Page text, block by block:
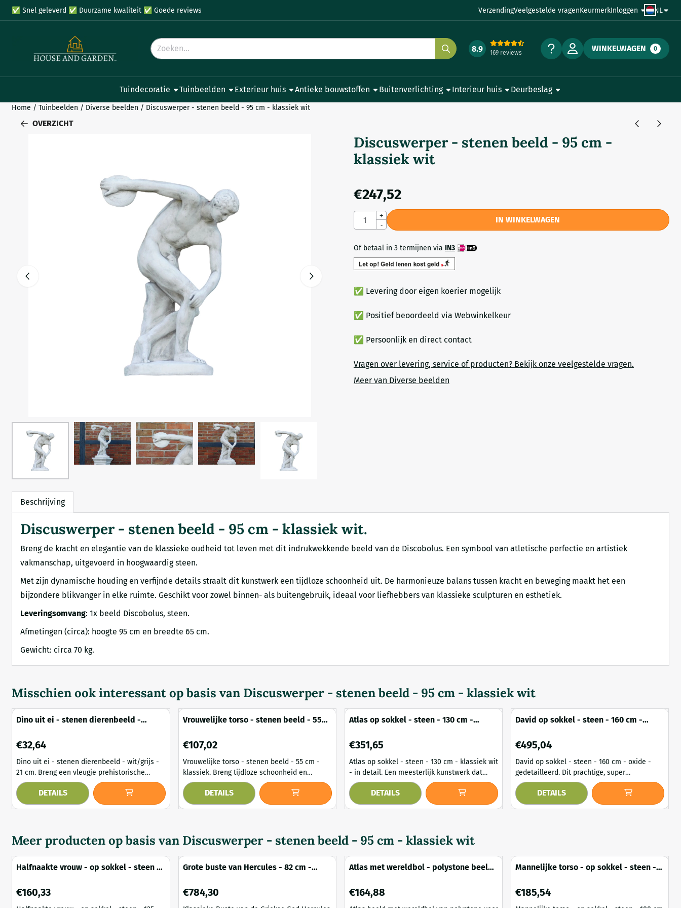
Cookievoorkeuren zijn beschikbaar. Kies instellingen of sta alle cookies toe.
✅Snel geleverd ✅ Duurzame kwaliteit ✅Goede reviews VerzendingVeelgestelde vragenKeurmerkInloggen NL
Zoeken
8.9 169 reviews WINKELWAGEN 0
Tuindecoratie Tuinbeelden Exterieur huis Antieke bouwstoffen Buitenverlichting Interieur huis Deurbeslag
Home / Tuinbeelden / Diverse beelden / Discuswerper - stenen beeld - 95 cm - klassiek wit
OVERZICHT
Discuswerper - stenen beeld - 95 cm -
klassiek wit
€247,52
Aantal
+
-
IN WINKELWAGEN
Of betaal in 3 termijnen via IN3
✅ Levering door eigen koerier mogelijk
✅ Positief beoordeeld via Webwinkelkeur
✅ Persoonlijk en direct contact
Vragen over levering, service of producten? Bekijk onze veelgestelde vragen.
Meer van Diverse beelden
Beschrijving
Discuswerper - stenen beeld - 95 cm - klassiek wit.
Breng de kracht en elegantie van de klassieke oudheid tot leven met dit indrukwekkende beeld van de Discobolus. Een symbool van atletische perfectie en artistiek
vakmanschap, uitgevoerd in hoogwaardig steen.
Met zijn dynamische houding en verfijnde details straalt dit kunstwerk een tijdloze schoonheid uit. De harmonieuze balans tussen kracht en beweging maakt het een
bijzondere blikvanger in elke ruimte. Geschikt voor zowel binnen- als buitengebruik, ideaal voor liefhebbers van klassieke sculpturen en esthetiek.
Leveringsomvang: 1x beeld Discobolus, steen.
Afmetingen (circa): hoogte 95 cm en breedte 65 cm.
Gewicht: circa 70 kg.
Misschien ook interessant op basis van Discuswerper - stenen beeld - 95 cm - klassiek wit
Dino uit ei - stenen dierenbeeld -
Prijs: 32,64
€32,64
Dino uit ei - stenen dierenbeeld - wit/grijs -
21 cm. Breng een vleugje prehistorische
charme in uw interieur of tuin met dit
fascinerende beeld van een dino die uit zijn
ei breekt. Dit unieke dierenbeeld is volledig
gedetailleerde accenten. De combinatie van
het rustieke ...
DETAILS
Vrouwelijke torso - stenen beeld - 55
Prijs: 107,02
€107,02
Vrouwelijke torso - stenen beeld - 55 cm -
klassiek. Breng tijdloze schoonheid en
verfijning naar uw tuin met dit prachtige
stenen beeld van een vrouwelijke torso. Met
een hoogte van 55 cm straalt dit kunstwerk
gedetailleerde vormgeving van dit beeld
benadrukt de nat...
DETAILS
Atlas op sokkel - steen - 130 cm -
Prijs: 351,65
€351,65
Atlas op sokkel - steen - 130 cm - klassiek wit
- in detail. Een meesterlijk kunstwerk dat
kracht, vastberadenheid en tijdloze
schoonheid uitstraalt. Dit indrukwekkende
beeld van Atlas, rustend op een elegante
verfijnd in een klassieke witte afwerking,
ademt dit scu...
DETAILS
David op sokkel - steen - 160 cm -
Prijs: 495,04
€495,04
David op sokkel - steen - 160 cm - oxide -
gedetailleerd. Dit prachtige, super
gedetailleerde beeld van David is een
meesterwerk dat de beroemde Bijbelse figuur
uitbeeldt. Het massieve stenen beeld is 160
DETAILS
Meer producten op basis van Discuswerper - stenen beeld - 95 cm - klassiek wit
Halfnaakte vrouw - op sokkel - steen -
Prijs: 160,33
€160,33
Grote buste van Hercules - 82 cm -
Prijs: 784,30
€784,30
Atlas met wereldbol - polystone beeld
Prijs: 164,88
€164,88
Mannelijke torso - op sokkel - steen -
Prijs: 185,54
€185,54